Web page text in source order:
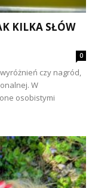
KILKA SŁÓW
0
czy nagród,
W
osobistymi